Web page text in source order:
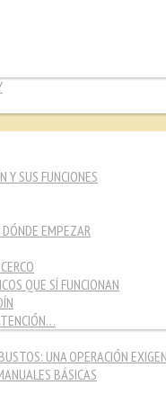
Y SUS FUNCIONES
DÓNDE EMPEZAR
QUE SÍ FUNCIONAN
UNA OPERACIÓN
BÁSICAS